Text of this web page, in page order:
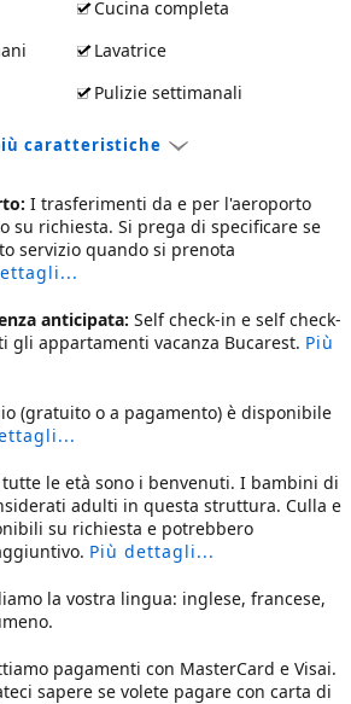
Cucina completa
Lavatrice
Pulizie settimanali
caratteristiche
I trasferimenti da e per l'aeroporto
su richiesta. Si prega di specificare se
servizio quando si prenota
anticipata: Self check-in e self check-
gli appartamenti vacanza Bucarest. Più
(gratuito o a pagamento) è disponibile
le età sono i benvenuti. I bambini di
adulti in questa struttura. Culla e
su richiesta e potrebbero
Più dettagli...
la vostra lingua: inglese, francese,
pagamenti con MasterCard e Visai.
sapere se volete pagare con carta di